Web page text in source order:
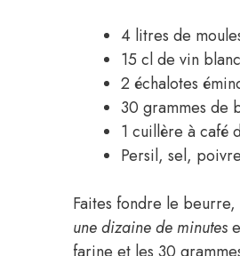
4 litres de
15 cl de vin
2 échalotes
30 grammes de
1 cuillère à café
Persil, sel, poivre
Faites fondre le
une dizaine de minutes
farine et les 30